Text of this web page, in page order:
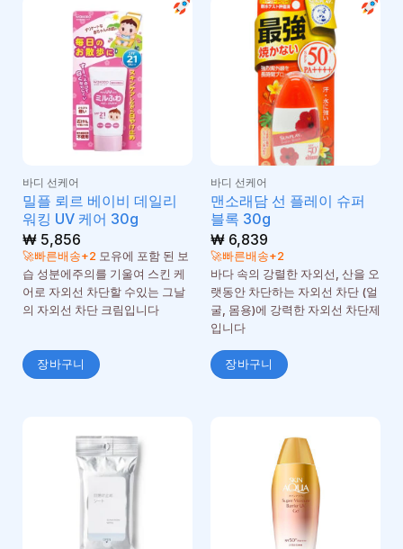
바디 선케어
밀플 뢰르 베이비 데일리
워킹 UV 케어 30g
₩5,856
🚀빠른배송+2 모유에 포함 된 보
습 성분에주의를 기울여 스킨 케
어로 자외선 차단할 수있는 그날
의 자외선 차단 크림입니다
장바구니
바디 선케어
맨소래담 선 플레이 슈퍼
블록 30g
₩6,839
🚀빠른배송+2
바다 속의 강렬한 자외선, 산을 오
랫동안 차단하는 자외선 차단 (얼
굴, 몸용)에 강력한 자외선 차단제
입니다
장바구니